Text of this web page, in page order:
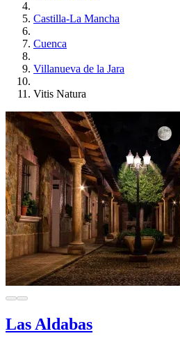
Castilla-La Mancha
Cuenca
Villanueva de la Jara
Vitis Natura
Las Aldabas